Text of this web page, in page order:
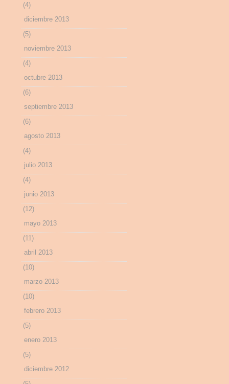
(4)
diciembre 2013
(5)
noviembre 2013
(4)
octubre 2013
(6)
septiembre 2013
(6)
agosto 2013
(4)
julio 2013
(4)
junio 2013
(12)
mayo 2013
(11)
abril 2013
(10)
marzo 2013
(10)
febrero 2013
(5)
enero 2013
(5)
diciembre 2012